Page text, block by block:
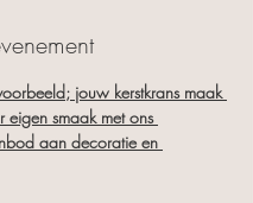
jouw kerstkrans maak
eigen smaak met ons
aan decoratie en